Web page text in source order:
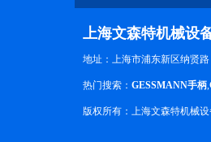
上海文森特机械设
地址：上海市浦东新区纳贤路
热门搜索： GESSMANN手柄,
版权所有：上海文森特机械